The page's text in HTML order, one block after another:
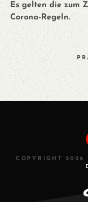
Es gelten die zum
Corona-Regeln.
COPYRIGHT